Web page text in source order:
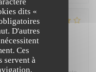
dits «
D'autres
Ces
servent à
4/5 Qualité / Prix
à cet avis